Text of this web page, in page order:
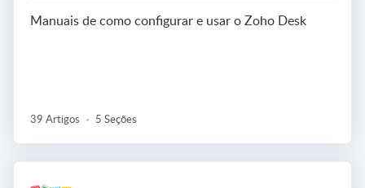
Manuais de como configurar e usar o Zoho Desk
39 Artigos 5 Seções